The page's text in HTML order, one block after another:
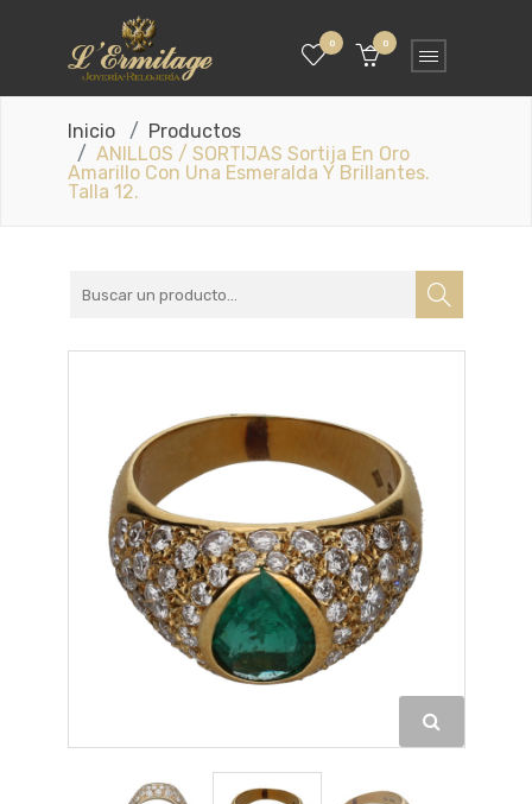
0 0
Inicio
Productos
ANILLOS / SORTIJAS Sortija En Oro
Amarillo Con Una Esmeralda Y Brillantes.
Talla 12.